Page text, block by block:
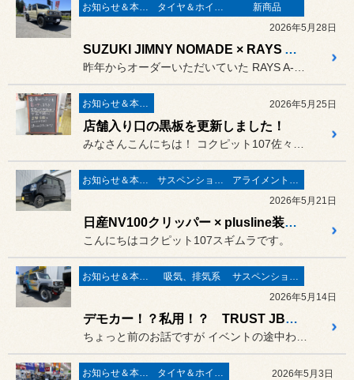
お知らせ＆本日の出来事 タイヤ＆ホイール
新商品
2026年5月28日
SUZUKI JIMNY NOMADE × RAYS A-LAP-J ブロンズアルマイト
お知らせ＆本日の出来事 2026年5月25日
店舗入り口の黒板を更新しました！
お知らせ＆本日の出来事 サスペンション関係
アライメント調整
2026年5月21日
日産NV100クリッパー × plusline装着でリフトアップ！！！
こんにちはコクピット107スギムラです。
お知らせ＆本日の出来事 吸気、排気系
サスペンション関係
2026年5月14日
デモカー！？私用！？ TRUST JB74 JIMMNY SIERRA来店！！
お知らせ＆本日の出来事 タイヤ＆ホイール 2026年5月3日